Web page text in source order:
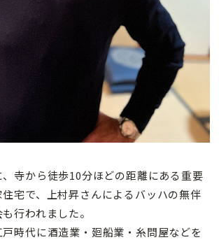
寺から徒歩10分ほどの距離にある重要
宅で、上村昇さんによるバッハの無伴
行われました。
時代に酒造業・廻船業・糸問屋などを